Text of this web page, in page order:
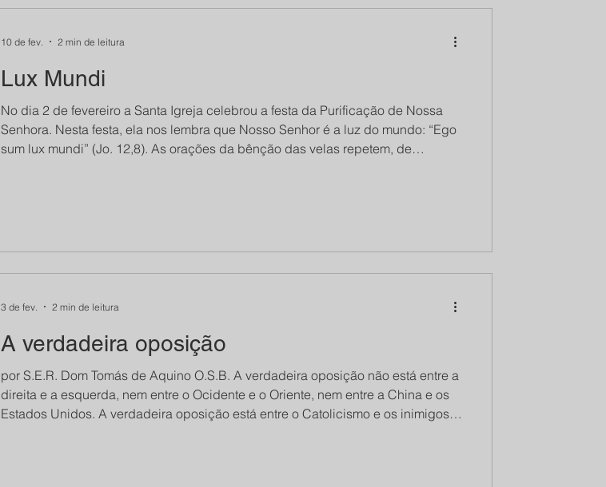
Lux Mundi
No dia 2 de fevereiro a Santa Igreja celebrou a festa da Purificação de Nossa
Senhora. Nesta festa, ela nos lembra que Nosso Senhor é a luz do mundo: “Ego
sum lux mundi” (Jo. 12,8). As orações da bênção das velas repetem, de
10 de fev. 2 min de leitura
A verdadeira oposição
por S.E.R. Dom Tomás de Aquino O.S.B. A verdadeira oposição não está entre a
direita e a esquerda, nem entre o Ocidente e o Oriente, nem entre a China e os
Estados Unidos. A verdadeira oposição está entre o Catolicismo e os inimigos
3 de fev. 2 min de leitura